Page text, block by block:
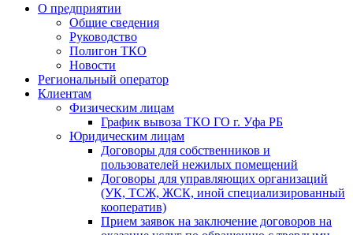
О предприятии
Общие сведения
Руководство
Полигон ТКО
Новости
Региональный оператор
Клиентам
Физическим лицам
График вывоза ТКО ГО г. Уфа РБ
Юридическим лицам
Договоры для собственников и
пользователей нежилых помещений
Договоры для управляющих организаций
(УК, ТСЖ, ЖСК, иной специализированный
кооператив)
Прием заявок на заключение договоров на